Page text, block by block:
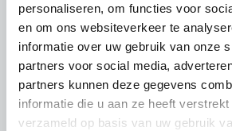
personaliseren, om functies voor
en om ons websiteverkeer te
informatie over uw gebruik van onze
partners voor social media,
partners kunnen deze gegevens
informatie die u aan ze heeft
verzameld op basis van uw gebruik
Downloads
Cao SAVG 2025-2028
Cao USAVG 2022-2025
Overzicht vastgestelde vrije